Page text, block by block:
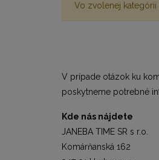
Vo zvolenej kategórii
V prípade otázok ku
poskytneme potrebné
Kde nás nájdete
JANEBA TIME SR s r.o.
Komárňanská 162